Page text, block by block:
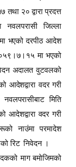
तथा २० द्वारा प्रदत्त
नवलपरासी जिल्ला
भएको दरपीठ आदेश
मा भएको
अदालत वुटवलको
वदर गरी
मिति
वदर गरी
नाउंमा परमादेश
रिट निवेदन ।
माग बमोजिमको